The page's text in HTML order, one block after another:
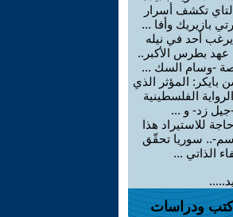
تكشف أسرار
بازيريك وأفا ...
أحد في نيله
عهد بطرس الأكبر..
-وسام السك ...
بايكر: المؤثر الذي
الفلسطينية
جيل زد- و ...
للاستيراد هذا
.. سوريا تحقّق
الذاتي ...
كتب ودراسات